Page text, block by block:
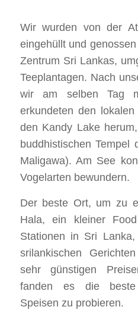
Wir wurden von der
eingehüllt und
Zentrum Sri Lankas,
Teeplantagen. Nach
wir am selben Tag
erkundeten den
den Kandy Lake
buddhistischen
Maligawa). Am See
Vogelarten bewundern.
Der beste Ort, um zu
Hala, ein kleiner
Stationen in Sri
srilankischen
sehr günstigen
fanden es die beste
Speisen zu probieren.